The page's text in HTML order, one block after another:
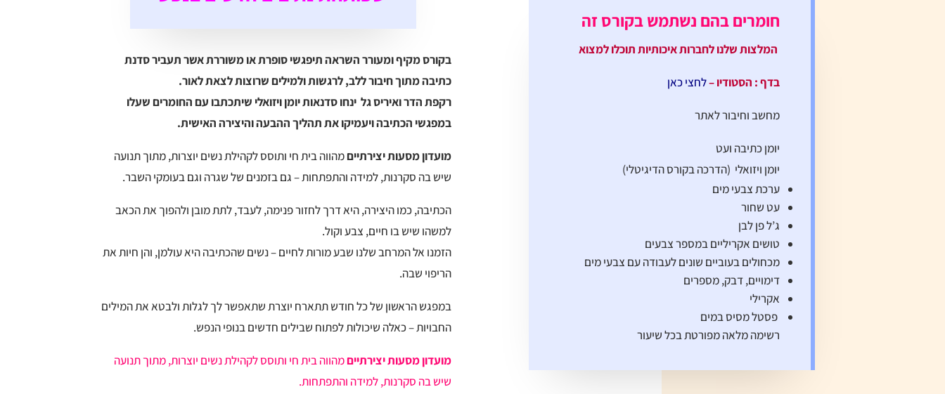
בקורס מקיף ומעורר השראה תיפגשי סופרת או משוררת אשר תעביר סדנת
כתיבה מתוך חיבור ללב, לרגשות ולמילים שרוצות לצאת לאור.
רקפת הדר ואיריס גל ינחו סדנאות יומן ויזואלי שיתכתבו עם החומרים שעלו
במפגשי הכתיבה ויעמיקו את תהליך ההבעה והיצירה האישית.
מועדון מסעות יצירתייםמהווה בית חי ותוסס לקהילת נשים יוצרות, מתוך תנועה
שיש בה סקרנות, למידה והתפתחות – גם בזמנים של שגרה וגם בעומקי השבר.
הכתיבה, כמו היצירה, היא דרך לחזור פנימה, לעבד, לתת מובן ולהפוך את הכאב
למשהו שיש בו חיים, צבע וקול.
הזמנו אל המרחב שלנו שבע מורות לחיים – נשים שהכתיבה היא עולמן, והן חיות את
הריפוי שבה.
במפגש הראשון של כל חודש תתארח יוצרת שתאפשר לך לגלות ולבטא את המילים
החבויות – כאלה שיכולות לפתוח שבילים חדשים בנופי הנפש.
מועדון מסעות יצירתייםמהווה בית חי ותוסס לקהילת נשים יוצרות, מתוך תנועה
שיש בה סקרנות, למידה והתפתחות.
חומרים בהם נשתמש בקורס זה
המלצות שלנו לחברות איכותיות תוכלו למצוא
בדף : הסטודיו –לחצי כאן
מחשב וחיבור לאתר
יומן כתיבה ועט
יומן ויזואלי (הדרכה בקורס הדיגיטלי)
ערכת צבעי מים
עט שחור
ג’ל פן לבן
טושים אקריליים במספר צבעים
מכחולים בעוביים שונים לעבודה עם צבעי מים
דימויים, דבק, מספרים
אקרילי
פסטל מסיס במים
רשימה מלאה מפורטת בכל שיעור